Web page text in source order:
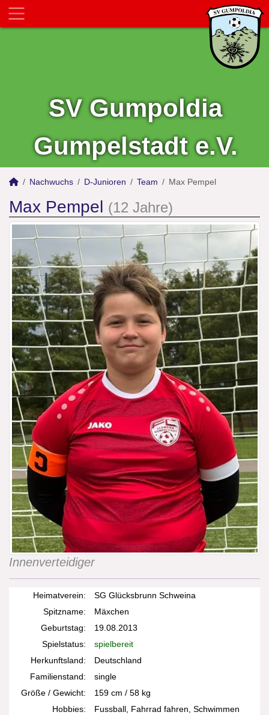
SV Gumpoldia
Gumpelstadt e.V.
Nachwuchs D-Junioren Team Max Pempel
Max Pempel (12 Jahre)
Innenverteidiger
Heimatverein:
SG Glücksbrunn Schweina
Spitzname:
Mäxchen
Geburtstag:
19.08.2013
Spielstatus:
spielbereit
Herkunftsland:
Deutschland
Familienstand:
single
Größe / Gewicht:
159 cm / 58 kg
Hobbies:
Fussball, Fahrrad fahren, Schwimmen